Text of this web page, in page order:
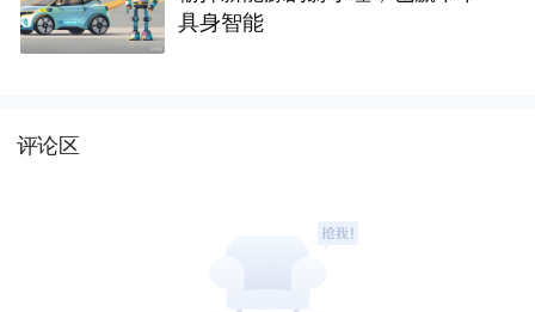
具身智能
评论区